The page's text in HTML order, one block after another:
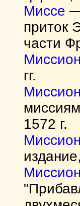
Миссе
приток
части
гг.
1572 г.